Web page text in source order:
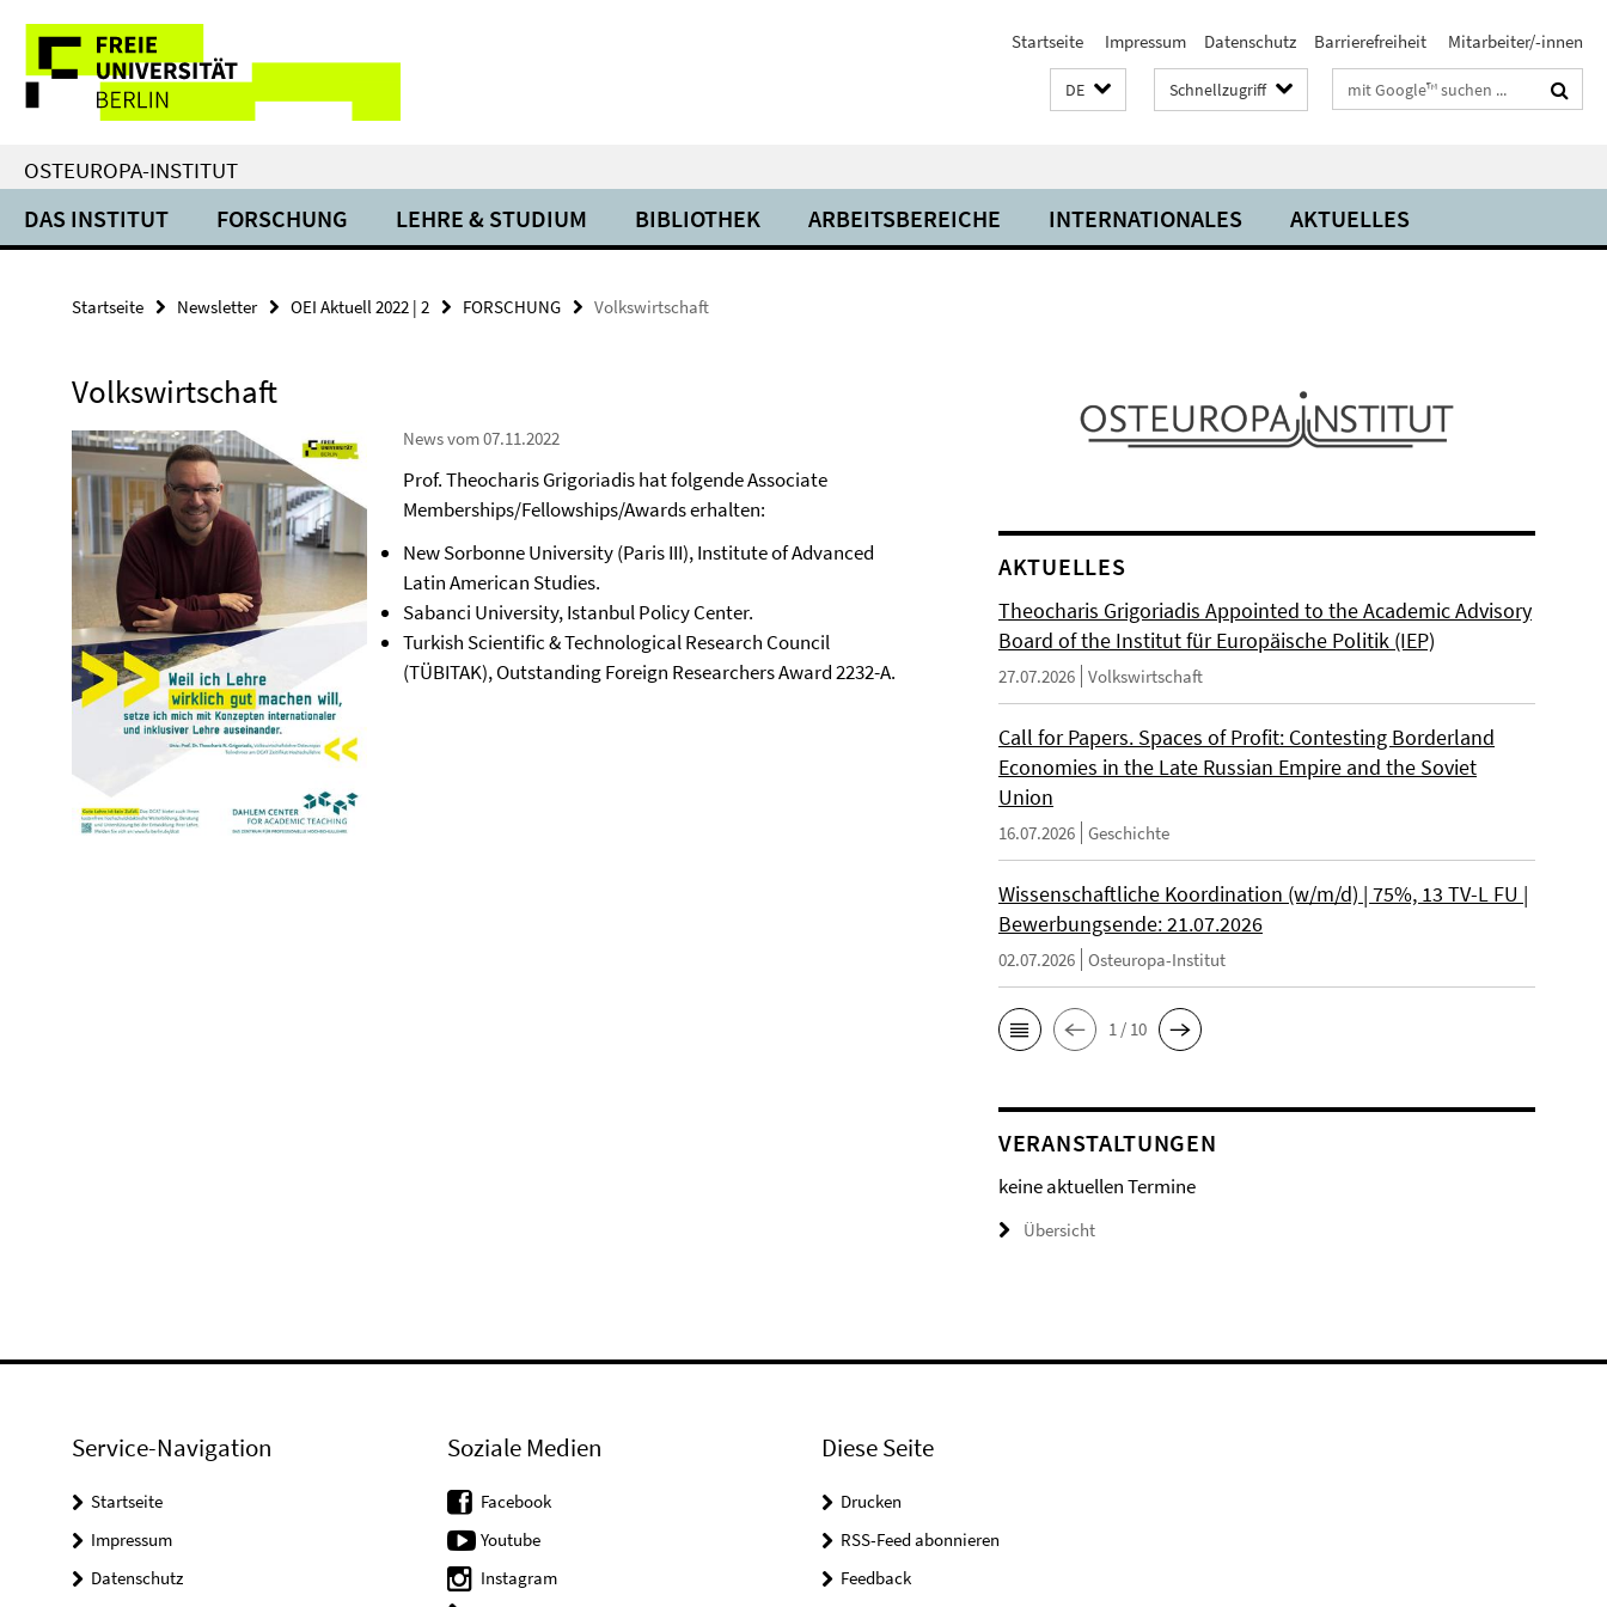
direkt
Inhalt
Service-
Navigation
Startseite Impressum Datenschutz Barrierefreiheit Mitarbeiter/-innen
DE Schnellzugriff Suchbegriffe
OSTEUROPA-INSTITUT
DAS INSTITUT FORSCHUNG LEHRE & STUDIUM BIBLIOTHEK ARBEITSBEREICHE INTERNATIONALES AKTUELLES
Startseite Newsletter OEI Aktuell 2022 | 2 FORSCHUNG Volkswirtschaft
Volkswirtschaft
News vom 07.11.2022
Prof. Theocharis Grigoriadis hat folgende Associate
Memberships/Fellowships/Awards erhalten:
New Sorbonne University (Paris III), Institute of Advanced
Latin American Studies.
Sabanci University, Istanbul Policy Center.
Turkish Scientific & Technological Research Council
(TÜBITAK), Outstanding Foreign Researchers Award 2232-A.
AKTUELLES
Theocharis Grigoriadis Appointed to the Academic Advisory
Board of the Institut für Europäische Politik (IEP)
27.07.2026 Volkswirtschaft
Call for Papers. Spaces of Profit: Contesting Borderland
Economies in the Late Russian Empire and the Soviet
Union
16.07.2026 Geschichte
Wissenschaftliche Koordination (w/m/d) | 75%, 13 TV-L FU |
Bewerbungsende: 21.07.2026
02.07.2026 Osteuropa-Institut
1 / 10
VERANSTALTUNGEN
keine aktuellen Termine
Übersicht
Service-Navigation
Startseite
Impressum
Datenschutz
Soziale Medien
Facebook
Youtube
Instagram
Diese Seite
Drucken
RSS-Feed abonnieren
Feedback